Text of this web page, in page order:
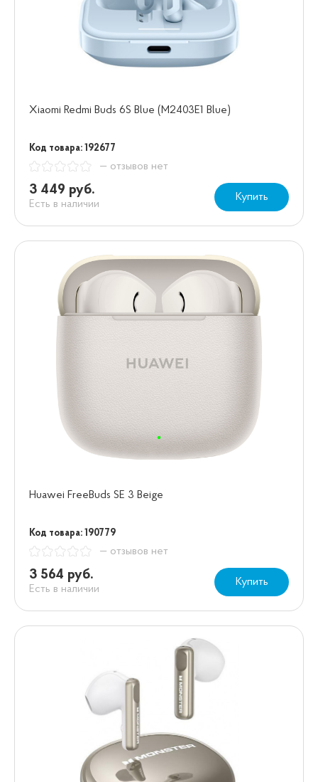
Xiaomi Redmi Buds 6S Blue (M2403E1 Blue)
Код товара: 192677
— отзывов нет
3 449 руб.
Есть в наличии
Купить
Huawei FreeBuds SE 3 Beige
Код товара: 190779
— отзывов нет
3 564 руб.
Есть в наличии
Купить